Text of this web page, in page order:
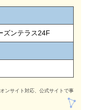
ズンテラス24F
ンサイト対応、公式サイトで事例